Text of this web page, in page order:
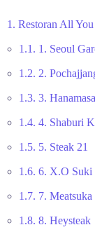
1. Restoran All
1.1. 1. Seoul
1.2. 2.
1.3. 3. Hanamasa
1.4. 4. Shaburi
1.5. 5. Steak 21
1.6. 6. X.O Suki
1.7. 7. Meatsuka
1.8. 8. Heysteak